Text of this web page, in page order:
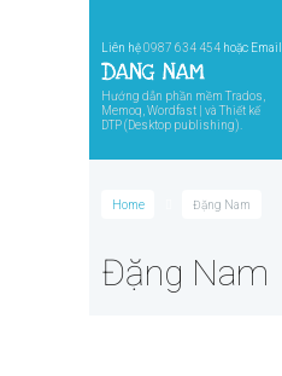
Liên hệ0987 634 454 hoặc Email
Hướng dẫn phần mềm Trados,
Memoq, Wordfast | và Thiết kế
DTP (Desktop publishing).
Home Đặng Nam
Đặng Nam